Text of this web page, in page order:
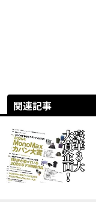
関連記事